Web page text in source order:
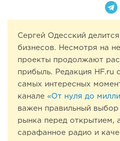
Сергей Одесский
бизнесов. Несмотря на
проекты продолжают
прибыль. Редакция HF.ru
самых интересных
канале «От нуля до
важен правильный выбор
рынка перед открытием,
сарафанное радио и